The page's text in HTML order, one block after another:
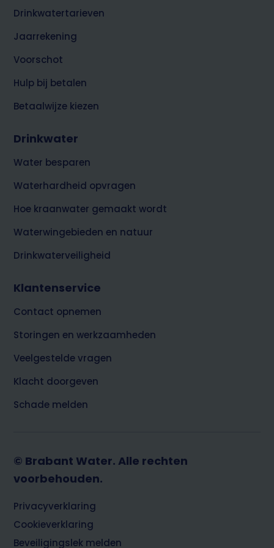
Drinkwatertarieven
Jaarrekening
Voorschot
Hulp bij betalen
Betaalwijze kiezen
Drinkwater
Water besparen
Waterhardheid opvragen
Hoe kraanwater gemaakt wordt
Waterwingebieden en natuur
Drinkwaterveiligheid
Klantenservice
Contact opnemen
Storingen en werkzaamheden
Veelgestelde vragen
Klacht doorgeven
Schade melden
© Brabant Water. Alle rechten
voorbehouden.
Footer
Privacyverklaring
Cookieverklaring
Beveiligingslek melden